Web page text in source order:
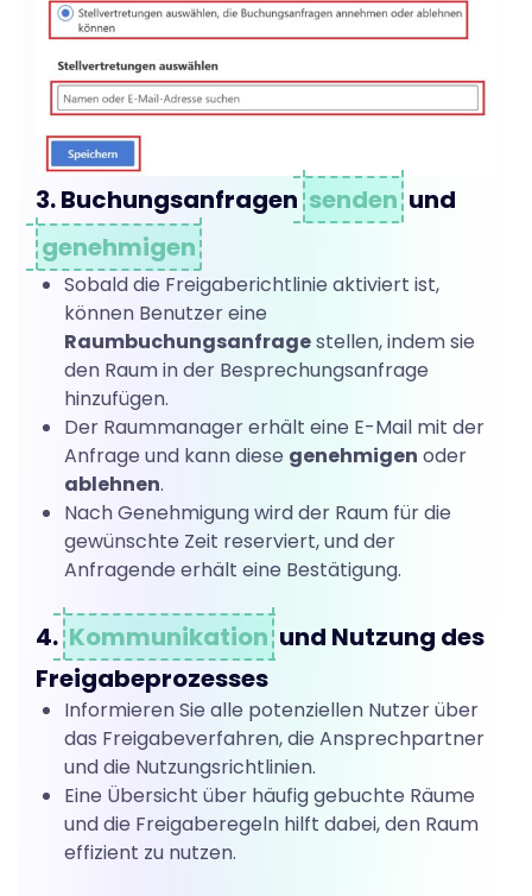
e
e
b
e
n
3. Buchungsanfragen senden und
genehmigen
Sobald die Freigaberichtlinie aktiviert ist,
können Benutzer eine
Raumbuchungsanfragestellen, indem sie
den Raum in der Besprechungsanfrage
hinzufügen.
Der Raummanager erhält eine E-Mail mit der
Anfrage und kann diese genehmigen oder
ablehnen.
Nach Genehmigung wird der Raum für die
gewünschte Zeit reserviert, und der
Anfragende erhält eine Bestätigung.
4. Kommunikation und Nutzung des
Freigabeprozesses
Informieren Sie alle potenziellen Nutzer über
das Freigabeverfahren, die Ansprechpartner
und die Nutzungsrichtlinien.
Eine Übersicht über häufig gebuchte Räume
und die Freigaberegeln hilft dabei, den Raum
effizient zu nutzen.